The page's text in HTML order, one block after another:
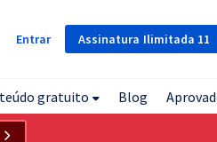
Assinatura Ilimitada 11
Entrar
gratuito Blog